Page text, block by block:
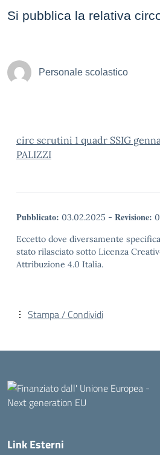
Si pubblica la relativa
Personale scolastico
circ scrutini 1 quadr SSIG
PALIZZI
Pubblicato: 03.02.2025 - Revisione:
Eccetto dove diversamente
stato rilasciato sotto Licenza
Attribuzione 4.0 Italia.
Stampa / Condividi
Link Esterni